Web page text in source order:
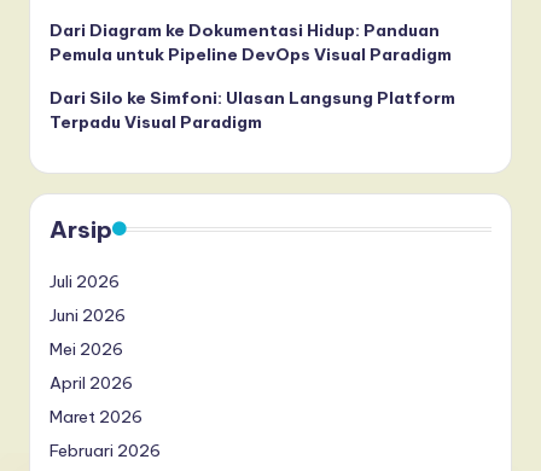
Dari Diagram ke Dokumentasi Hidup: Panduan
Pemula untuk Pipeline DevOps Visual Paradigm
Dari Silo ke Simfoni: Ulasan Langsung Platform
Terpadu Visual Paradigm
Arsip
Juli 2026
Juni 2026
Mei 2026
April 2026
Maret 2026
Februari 2026